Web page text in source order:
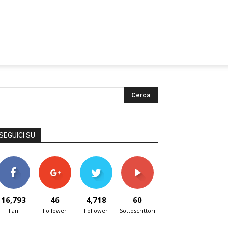
SU
16,793
Fan
46
Follower
4,718
Follower
60
Sottoscrittori